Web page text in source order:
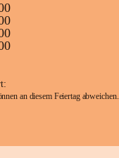
an diesem Feiertag abweichen.